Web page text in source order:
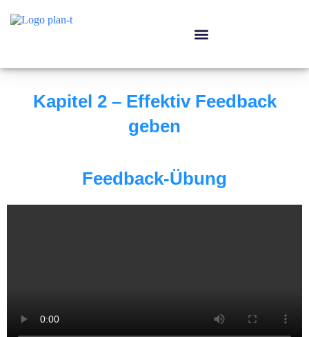
Kapitel 2 – Effektiv Feedback
geben
Feedback-Übung